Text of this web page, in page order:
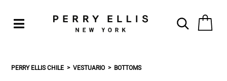
PERRY ELLIS CHILE VESTUARIO BOTTOMS